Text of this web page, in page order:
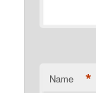
Name *